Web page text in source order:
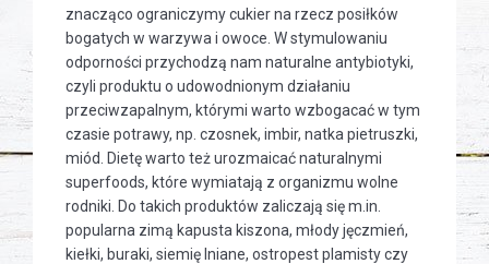
znacząco ograniczymy cukier na rzecz posiłków
bogatych w warzywa i owoce. W stymulowaniu
odporności przychodzą nam naturalne antybiotyki,
czyli produktu o udowodnionym działaniu
przeciwzapalnym, którymi warto wzbogacać w tym
czasie potrawy, np. czosnek, imbir, natka pietruszki,
miód. Dietę warto też urozmaicać naturalnymi
superfoods, które wymiatają z organizmu wolne
rodniki. Do takich produktów zaliczają się m.in.
popularna zimą kapusta kiszona, młody jęczmień,
kiełki, buraki, siemię lniane, ostropest plamisty czy